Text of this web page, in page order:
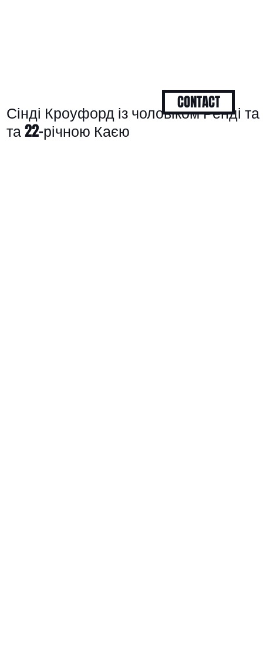
Сінді Кроуфорд із чоловіком Ренді
та 22-річною Каєю
CONTACT